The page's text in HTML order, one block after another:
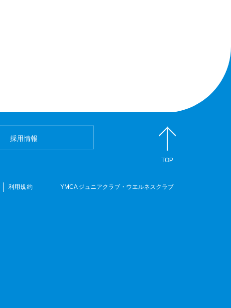
採用情報
利用規約 YMCA ジュニアクラブ・ウエルネスクラブ
TOP